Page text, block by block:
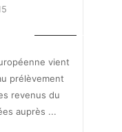
vient
prélèvement
revenus du
auprès ...